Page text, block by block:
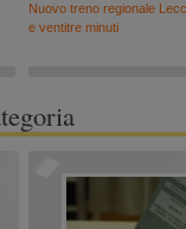
Nuovo treno regionale
e ventitre minuti